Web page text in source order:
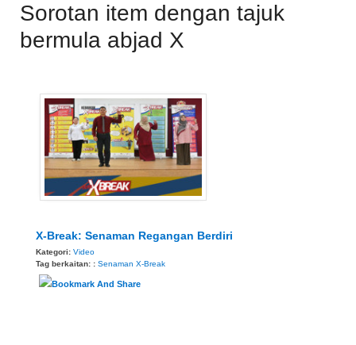
Sorotan item dengan tajuk
bermula abjad X
X-Break: Senaman Regangan Berdiri
Kategori: Video
Tag berkaitan: : Senaman X-Break